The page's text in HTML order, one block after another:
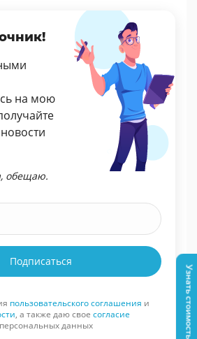
на мою
обещаю.
Подписаться
пользовательского соглашения и
, а также даю свое согласие
данных
Узнать стоимость